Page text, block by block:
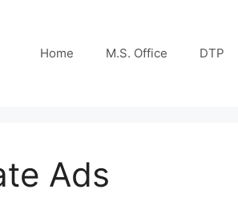
Home M.S. Office DTP
Ads